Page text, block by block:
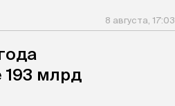
8 августа, 17:03
193 млрд